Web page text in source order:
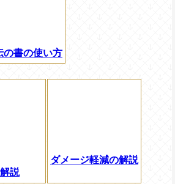
の書の使い方
説
ダメージ軽減の解説